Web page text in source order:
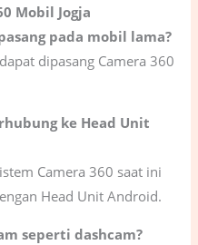
Mobil Jogja
pada mobil lama?
dipasang Camera 360
ke Head Unit
Camera 360 saat ini
Head Unit Android.
seperti dashcam?